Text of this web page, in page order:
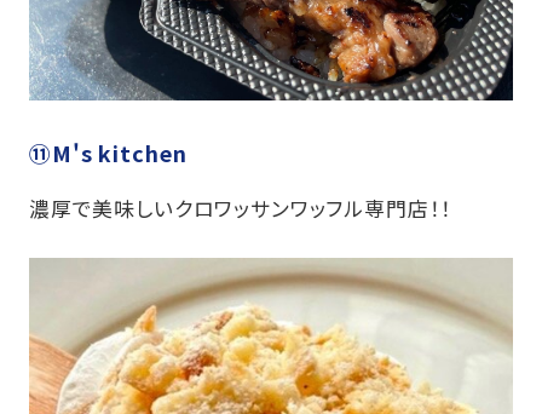
⑪M's kitchen
濃厚で美味しいクロワッサンワッフル専門店！！